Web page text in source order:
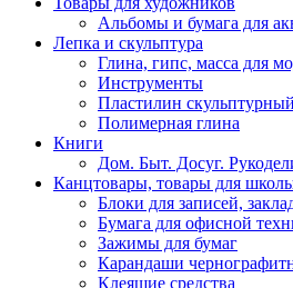
Альбомы и бумага для
Лепка и скульптура
Глина, гипс, масса для
Инструменты
Пластилин скульптурный
Полимерная глина
Книги
Дом. Быт. Досуг.
Канцтовары, товары для
Блоки для записей,
Бумага для офисной
Зажимы для бумаг
Карандаши
Клеящие средства